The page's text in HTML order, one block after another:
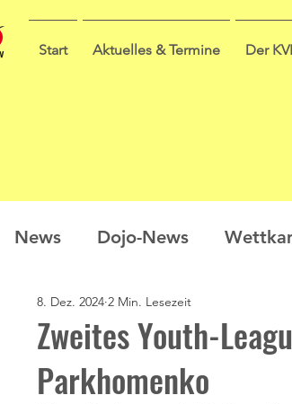
Start Aktuelles & Termine Der
News Dojo-News
Prüfungen
Umfrage
Zweites Youth-
Parkhomenko
8. Dez. 2024 2 Min. Lesezeit